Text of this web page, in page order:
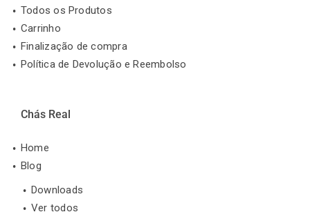
Todos os Produtos
Carrinho
Finalização de compra
Política de Devolução e Reembolso
Chás Real
Home
Blog
Downloads
Ver todos